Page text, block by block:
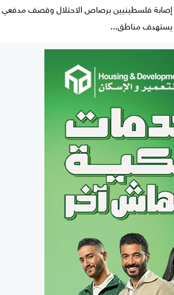
إصابة فلسطينيين برصاص الاحتلال وقصف مدفعي
يستهدف مناطق...